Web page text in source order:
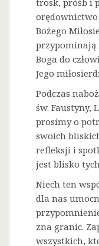
orędownictwo
Bożego
przypominają
Boga do
Jego
Podczas
św. Faustyny,
prosimy o
swoich
refleksji i
jest blisko
Niech ten
dla nas
zna granic.
wszystkich,